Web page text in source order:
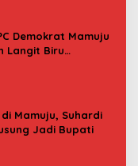
Demokrat Mamuju
Langit Biru
Mamuju, Suhardi
Jadi Bupati